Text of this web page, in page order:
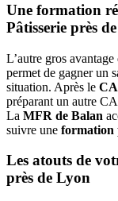
Une formation
Pâtisserie près
L’autre gros avantage
permet de gagner un
situation. Après le
préparant un autre
La MFR de Balan
suivre une formation
Les atouts de
près de Lyon